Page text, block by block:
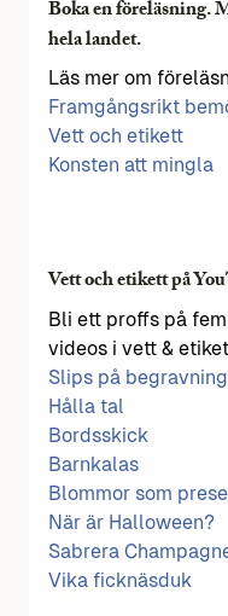
Boka en föreläsning.
hela landet.
Läs mer om
Framgångsrikt
Vett och etikett
Konsten att mingla
Vett och etikett på
Bli ett proffs på
videos i vett &
Slips på begravning
Hålla tal
Bordsskick
Barnkalas
Blommor som
När är Halloween?
Sabrera
Vika ficknäsduk